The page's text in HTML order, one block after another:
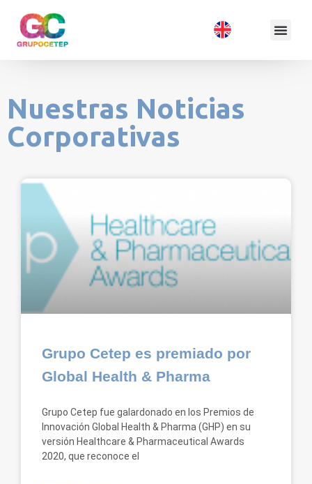
Nuestras Noticias
Corporativas
Grupo Cetep es premiado por
Global Health & Pharma
Grupo Cetep fue galardonado en los Premios de
Innovación Global Health & Pharma (GHP) en su
versión Healthcare & Pharmaceutical Awards
2020, que reconoce el